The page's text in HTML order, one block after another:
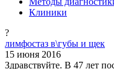
Клиники
?
лимфостаз в\губы и щек
15 июня 2016
Здравствуйте. В 47 лет